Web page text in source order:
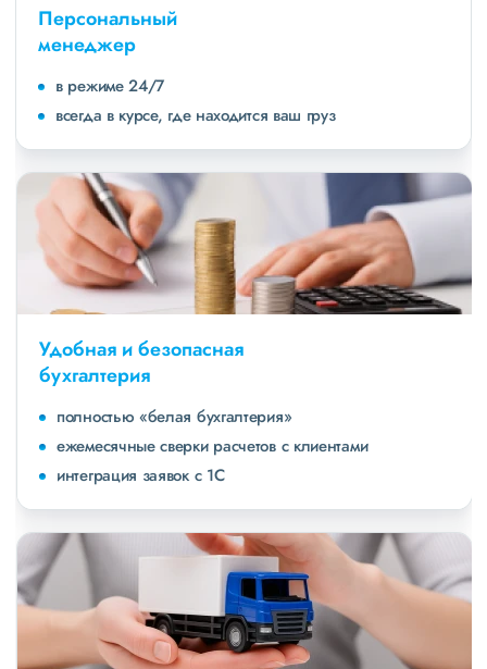
Персональный
менеджер
в режиме 24/7
всегда в курсе, где находится ваш груз
Удобная и безопасная
бухгалтерия
полностью «белая бухгалтерия»
ежемесячные сверки расчетов с клиентами
интеграция заявок с 1С